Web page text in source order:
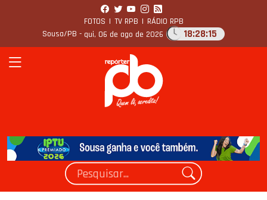
FOTOS | TV RPB | RÁDIO RPB
Sousa/PB - qui, 06 de ago de 2026 18:28:16